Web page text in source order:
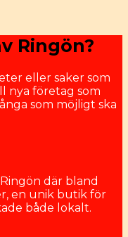
Ringön?
eller saker som
nya företag som
som möjligt ska
där bland
en unik butik för
både lokalt.